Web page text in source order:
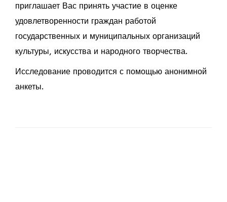
приглашает Вас принять участие в оценке
удовлетворенности граждан работой
государственных и муниципальных организаций
культуры, искусства и народного творчества.
Исследование проводится с помощью анонимной
анкеты.